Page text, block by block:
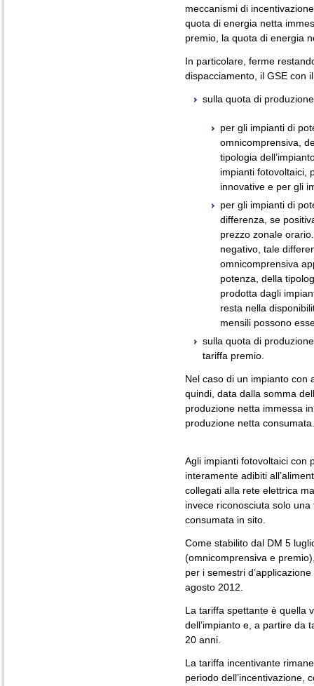
meccanismi di
quota di energia netta
premio, la quota di energia
In particolare, ferme
dispacciamento, il GSE con
sulla quota di
per gli impianti di
omnicomprensiva,
tipologia
impianti fotovoltaici,
innovative e per gli
per gli impianti di
differenza, se
prezzo zonale
negativo, tale
omnicomprensiva
potenza, della
prodotta dagli
resta nella
mensili possono
sulla quota di
tariffa premio.
Nel caso di un impianto con
quindi, data dalla somma
produzione netta immessa
produzione netta consumata.
Agli impianti fotovoltaici con
interamente adibiti
collegati alla rete elettrica
invece riconosciuta solo
consumata in sito.
Come stabilito dal DM 5
(omnicomprensiva e
per i semestri
agosto 2012.
La tariffa spettante è quella
dell’impianto e, a partire da
20 anni.
La tariffa incentivante
periodo dell’incentivazione,